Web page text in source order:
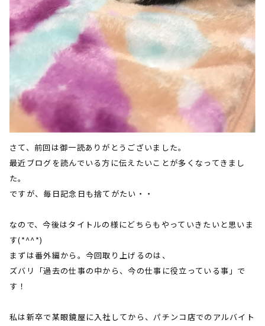
さて、前回は御一読ありがとうございました。
最近ブログを読んでいる方に伝えたいことが多くなってきまし
た。
ですが、毎日記念日も捨てがたい・・
なので、今後はタイトルの様にどちらもやっていきたいと思いま
す(*^^*)
まずは番外編から。今回取り上げるのは、
ズバリ「過去の仕事の中から、今の仕事に役立っている事」で
す！
私は新卒で某眼鏡屋に入社してから、パチンコ店でのアルバイト